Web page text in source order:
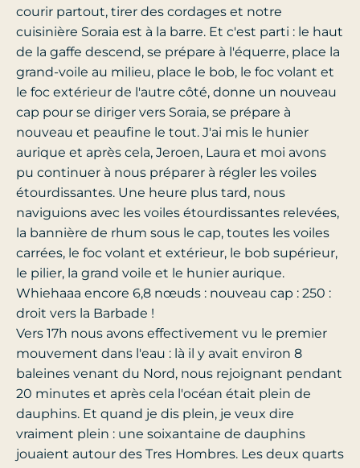
courir partout, tirer des cordages et notre
cuisinière Soraia est à la barre. Et c'est parti : le haut
de la gaffe descend, se prépare à l'équerre, place la
grand-voile au milieu, place le bob, le foc volant et
le foc extérieur de l'autre côté, donne un nouveau
cap pour se diriger vers Soraia, se prépare à
nouveau et peaufine le tout. J'ai mis le hunier
aurique et après cela, Jeroen, Laura et moi avons
pu continuer à nous préparer à régler les voiles
étourdissantes. Une heure plus tard, nous
naviguions avec les voiles étourdissantes relevées,
la bannière de rhum sous le cap, toutes les voiles
carrées, le foc volant et extérieur, le bob supérieur,
le pilier, la grand voile et le hunier aurique.
Whiehaaa encore 6,8 nœuds : nouveau cap : 250 :
droit vers la Barbade !
Vers 17h nous avons effectivement vu le premier
mouvement dans l'eau : là il y avait environ 8
baleines venant du Nord, nous rejoignant pendant
20 minutes et après cela l'océan était plein de
dauphins. Et quand je dis plein, je veux dire
vraiment plein : une soixantaine de dauphins
jouaient autour des Tres Hombres. Les deux quarts